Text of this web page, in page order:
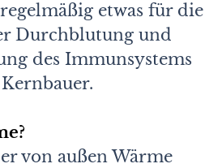
etwas für die
Durchblutung und
des Immunsystems
von außen Wärme